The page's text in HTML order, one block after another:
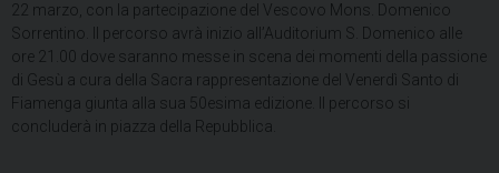
22 marzo, con la partecipazione del Vescovo Mons. Domenico
Sorrentino. Il percorso avrà inizio all’Auditorium S. Domenico alle
ore 21.00 dove saranno messe in scena dei momenti della passione
di Gesù a cura della Sacra rappresentazione del Venerdì Santo di
Fiamenga giunta alla sua 50esima edizione. Il percorso si
concluderà in piazza della Repubblica.